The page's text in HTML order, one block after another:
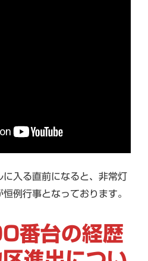
入る直前になると、非常灯
例行事となっております。
台の経歴